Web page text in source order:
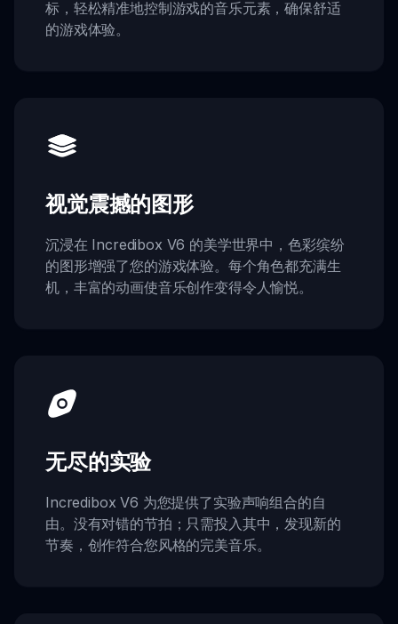
标，轻松精准地控制游戏的音乐元素，确保舒适
的游戏体验。
视觉震撼的图形
沉浸在 Incredibox V6 的美学世界中，色彩缤纷
的图形增强了您的游戏体验。每个角色都充满生
机，丰富的动画使音乐创作变得令人愉悦。
无尽的实验
Incredibox V6 为您提供了实验声响组合的自
由。没有对错的节拍；只需投入其中，发现新的
节奏，创作符合您风格的完美音乐。